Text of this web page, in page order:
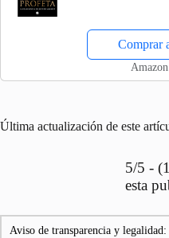
Comprar
Última actualización de este
5/5 -
esta
Aviso de transparencia y legalidad: